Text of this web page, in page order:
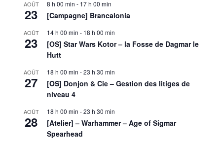
AOÛT
23
8 h 00 min - 17 h 00 min
[Campagne] Brancalonia
AOÛT
23
14 h 00 min - 18 h 00 min
[OS] Star Wars Kotor – la Fosse de Dagmar le
Hutt
AOÛT
27
18 h 00 min -23 h 30 min
[OS] Donjon & Cie – Gestion des litiges de
niveau 4
AOÛT
28
18 h 00 min -23 h 30 min
[Atelier] – Warhammer – Age of Sigmar
Spearhead